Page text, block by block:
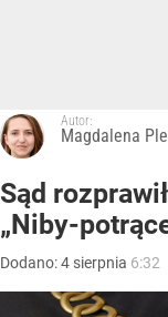
Autor:
Magdalena
Sąd
„Niby-
Dodano:4 sierpnia 6:32